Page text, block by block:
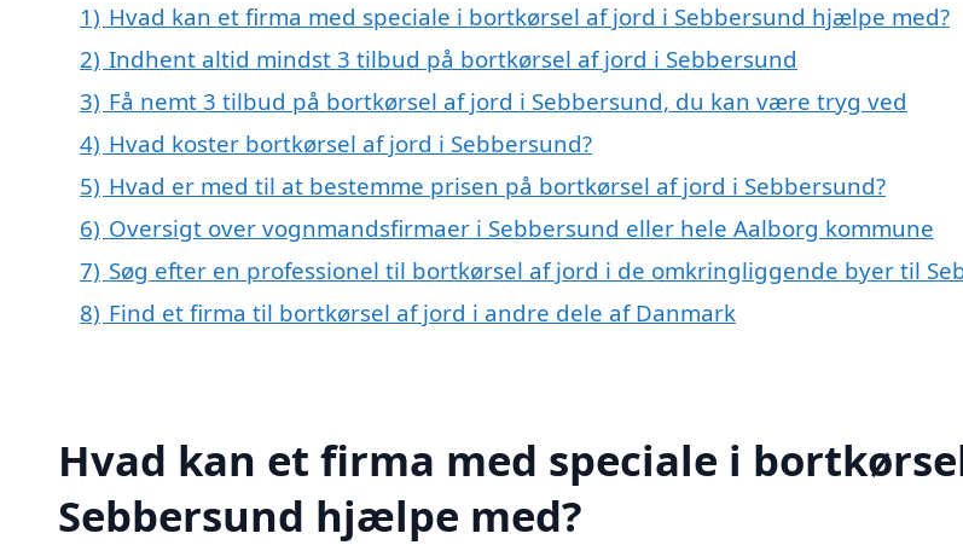
1) Hvad kan et firma med speciale i bortkørsel af jord i Sebbersund hjælpe med?
2) Indhent altid mindst 3 tilbud på bortkørsel af jord i Sebbersund
3) Få nemt 3 tilbud på bortkørsel af jord i Sebbersund, du kan være tryg ved
4) Hvad koster bortkørsel af jord i Sebbersund?
5) Hvad er med til at bestemme prisen på bortkørsel af jord i Sebbersund?
6) Oversigt over vognmandsfirmaer i Sebbersund eller hele Aalborg kommune
7) Søg efter en professionel til bortkørsel af jord i de omkringliggende byer til
8) Find et firma til bortkørsel af jord i andre dele af Danmark
Hvad kan et firma med speciale i
Sebbersund hjælpe med?